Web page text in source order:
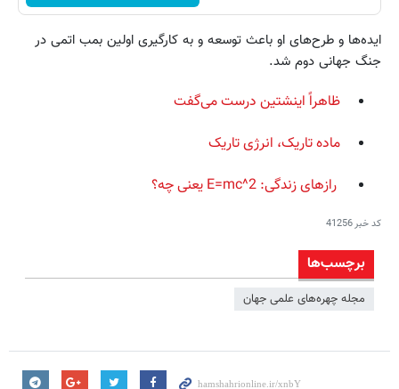
ایده‌ها و طرح‌های او باعث توسعه و به کارگیری اولین بمب اتمی در
جنگ جهانی دوم شد.
ظاهراً اینشتین درست می‌گفت
ماده تاریک، انرژی تاریک
رازهای زندگی: E=mc^2 یعنی چه؟
کد خبر41256
برچسب‌ها
مجله چهره‌های علمی جهان